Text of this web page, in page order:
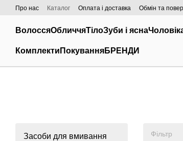
Перейти до основного контенту
Про нас Каталог Оплата і доставка Обмін та
ВолоссяОбличчяТілоЗуби і ясна
Комплекти ПокуванняБРЕНДИ
Фільтр
Засоби для вмивання